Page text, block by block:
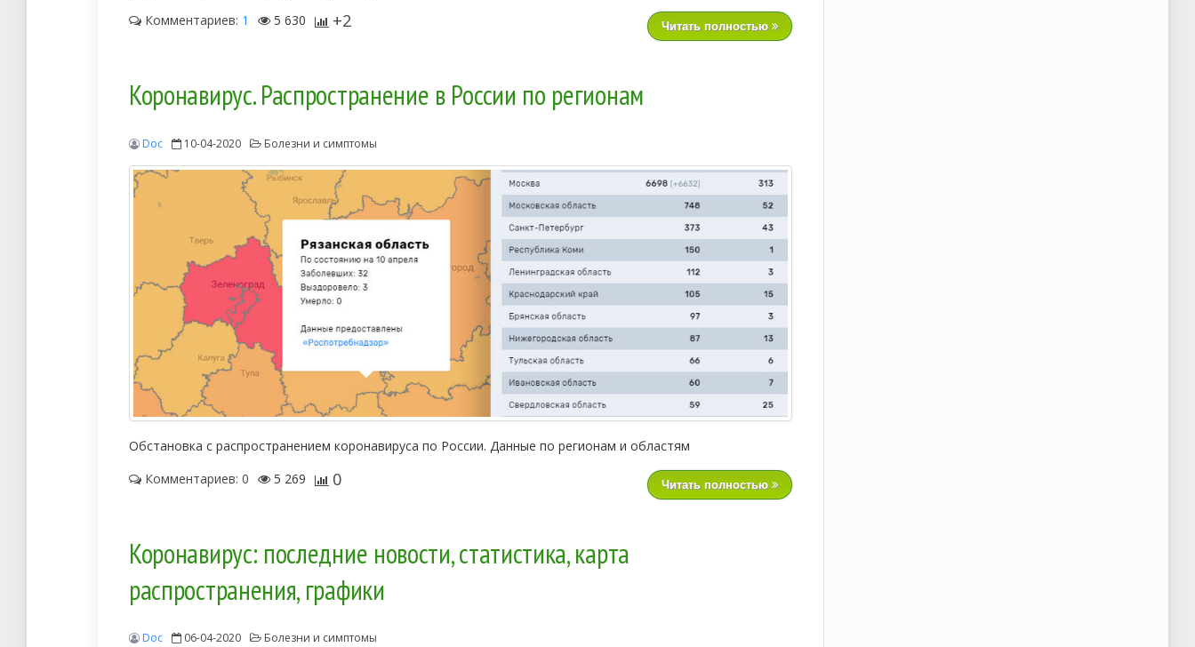
Читать полностью
Комментариев: 1 5 630 +2
Коронавирус. Распространение в России по регионам
Doc 10-04-2020 Болезни и симптомы
Обстановка с распространением коронавируса по России. Данные по регионам и областям
Читать полностью
Комментариев: 0 5 269 0
Коронавирус: последние новости, статистика, карта
распространения, графики
Doc 06-04-2020 Болезни и симптомы